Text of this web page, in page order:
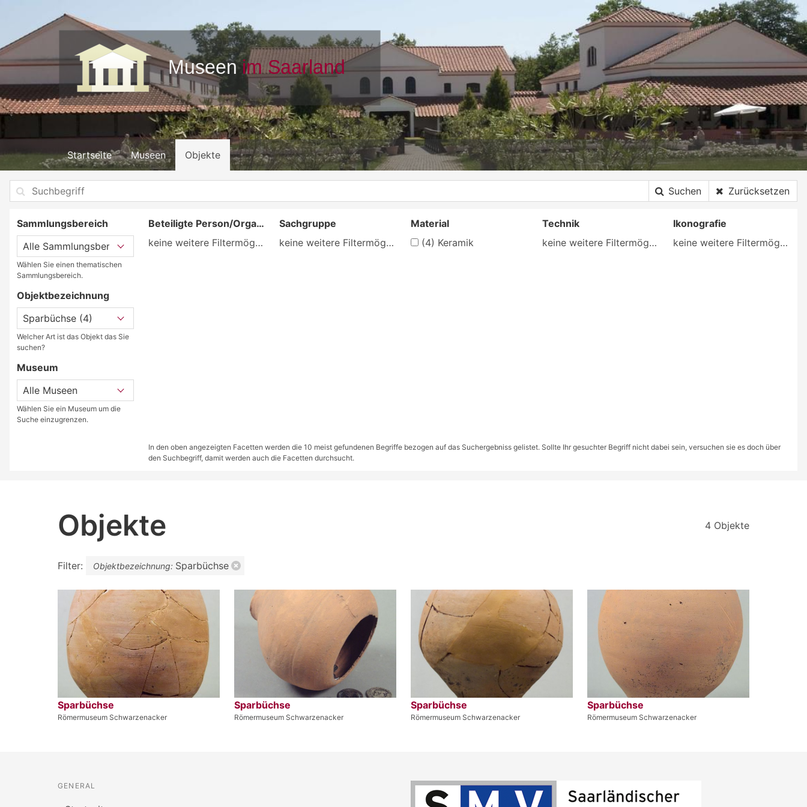
Startseite Museen Objekte
Suchen Zurücksetzen
Sammlungsbereich
Wählen Sie einen thematischen
Sammlungsbereich.
Objektbezeichnung
Welcher Art ist das Objekt das Sie
suchen?
Museum
Wählen Sie ein Museum um die
Suche einzugrenzen.
Beteiligte Person/Organisation
keine weitere Filtermöglichkeit
Sachgruppe
keine weitere Filtermöglichkeit
Material
(4) Keramik
Technik
keine weitere Filtermöglichkeit
Ikonografie
keine weitere Filtermöglichkeit
In den oben angezeigten Facetten werden die 10 meist gefundenen Begriffe bezogen auf das Suchergebniss gelistet. Sollte Ihr gesuchter Begriff nicht dabei sein, versuchen sie es doch über
den Suchbegriff, damit werden auch die Facetten durchsucht.
Objekte 4 Objekte
Filter: Objektbezeichnung: Sparbüchse
Sparbüchse
Römermuseum Schwarzenacker
Sparbüchse
Römermuseum Schwarzenacker
Sparbüchse
Römermuseum Schwarzenacker
Sparbüchse
Römermuseum Schwarzenacker
GENERAL